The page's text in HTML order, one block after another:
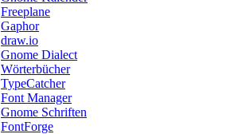
Freeplane
Gaphor
draw.io
Gnome Dialect
Wörterbücher
TypeCatcher
Font Manager
Gnome Schriften
FontForge